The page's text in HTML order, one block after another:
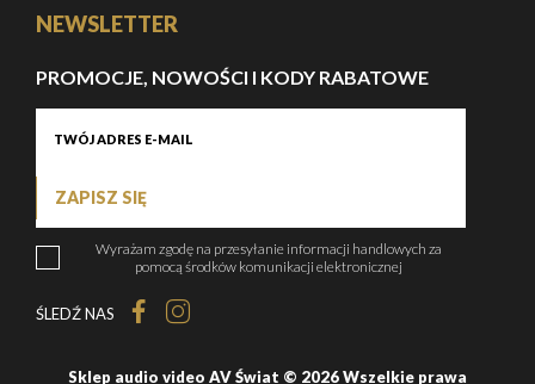
NEWSLETTER
PROMOCJE, NOWOŚCI I KODY RABATOWE
ZAPISZ SIĘ
Wyrażam zgodę na przesyłanie informacji handlowych za
pomocą środków komunikacji elektronicznej
ŚLEDŹ NAS
Sklep audio video AV Świat © 2026 Wszelkie prawa